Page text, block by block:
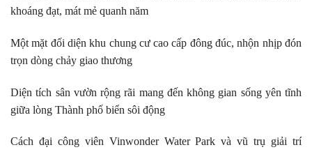
khoáng đạt, mát mẻ quanh năm
Một mặt đối diện khu chung cư cao cấp đông đúc, nhộn nhịp đón
trọn dòng chảy giao thương
Diện tích sân vườn rộng rãi mang đến không gian sống yên tĩnh
giữa lòng Thành phố biển sôi động
Cách đại công viên Vinwonder Water Park và vũ trụ giải trí